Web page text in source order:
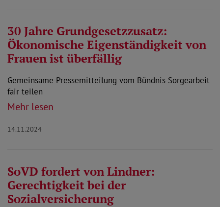
30 Jahre Grundgesetzzusatz:
Ökonomische Eigenständigkeit von
Frauen ist überfällig
Gemeinsame Pressemitteilung vom Bündnis Sorgearbeit
fair teilen
Mehr lesen
14.11.2024
SoVD fordert von Lindner:
Gerechtigkeit bei der
Sozialversicherung